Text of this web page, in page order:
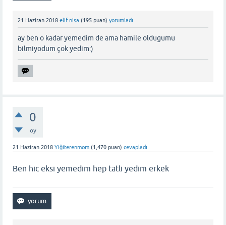
21 Haziran 2018 elif nisa (195 puan) yorumladı
ay ben o kadar yemedim de ama hamile oldugumu
bilmiyodum çok yedim:)
0
oy
21 Haziran 2018 Yiğiterenmom (1,470 puan) cevapladı
Ben hic eksi yemedim hep tatli yedim erkek